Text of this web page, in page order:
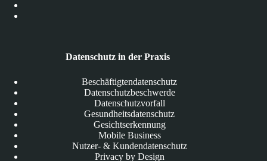
Datenschutz in der Praxis
Beschäftigtendatenschutz
Datenschutzbeschwerde
Datenschutzvorfall
Gesundheitsdatenschutz
Gesichtserkennung
Mobile Business
Nutzer- & Kundendatenschutz
Privacy by Design